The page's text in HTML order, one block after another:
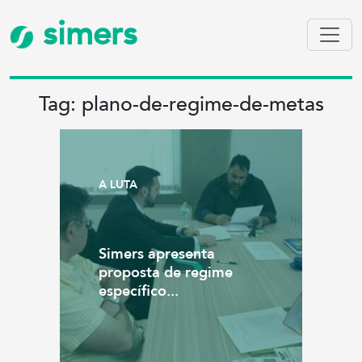
simers
Tag: plano-de-regime-de-metas
A LUTA
Simers apresenta
proposta de regime
específico...